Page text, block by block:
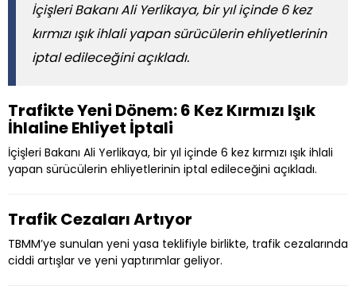
İçişleri Bakanı Ali Yerlikaya, bir yıl içinde 6 kez
kırmızı ışık ihlali yapan sürücülerin ehliyetlerinin
iptal edileceğini açıkladı.
Trafikte Yeni Dönem: 6 Kez Kırmızı Işık
İhlaline Ehliyet İptali
İçişleri Bakanı Ali Yerlikaya, bir yıl içinde 6 kez kırmızı ışık ihlali
yapan sürücülerin ehliyetlerinin iptal edileceğini açıkladı.
Trafik Cezaları Artıyor
TBMM’ye sunulan yeni yasa teklifiyle birlikte, trafik cezalarında
ciddi artışlar ve yeni yaptırımlar geliyor.